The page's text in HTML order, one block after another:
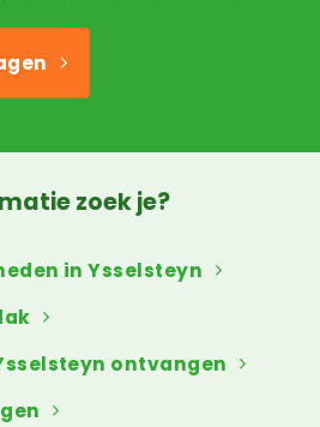
zoek je?
in Ysselsteyn
ontvangen